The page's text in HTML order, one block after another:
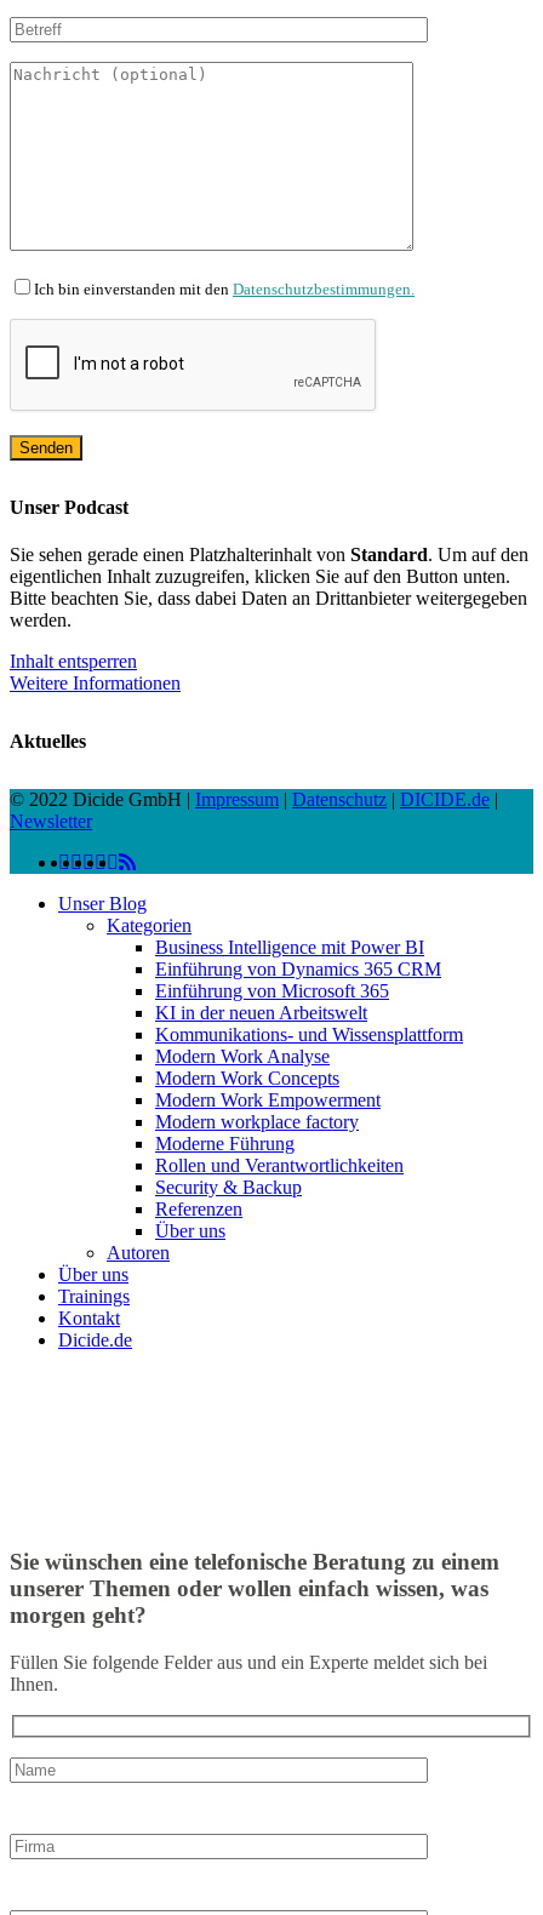
Ich bin einverstanden mit den Datenschutzbestimmungen.
Unser Podcast
Sie sehen gerade einen Platzhalterinhalt von Standard. Um auf den
eigentlichen Inhalt zuzugreifen, klicken Sie auf den Button unten.
Bitte beachten Sie, dass dabei Daten an Drittanbieter weitergegeben
werden.
Inhalt entsperren
Weitere Informationen
Aktuelles
© 2022 Dicide GmbH | Impressum | Datenschutz | DICIDE.de |
Newsletter
twitter
facebook
linkedinyoutube
RSS
instagram
spotify
vk
Close
Unser Blog
Kategorien
Business Intelligence mit Power BI
Einführung von Dynamics 365 CRM
Einführung von Microsoft 365
KI in der neuen Arbeitswelt
Kommunikations- und Wissensplattform
Modern Work Analyse
Modern Work Concepts
Modern Work Empowerment
Modern workplace factory
Moderne Führung
Rollen und Verantwortlichkeiten
Security & Backup
Referenzen
Über uns
Autoren
Über uns
Trainings
Kontakt
Dicide.de
Sie wünschen eine telefonische Beratung zu einem
unserer Themen oder wollen einfach wissen, was
morgen geht?
Füllen Sie folgende Felder aus und ein Experte meldet sich bei
Ihnen.